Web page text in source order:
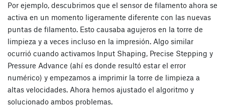
Por ejemplo, descubrimos que el sensor de filamento ahora se
activa en un momento ligeramente diferente con las nuevas
puntas de filamento. Esto causaba agujeros en la torre de
limpieza y a veces incluso en la impresión. Algo similar
ocurrió cuando activamos Input Shaping, Precise Stepping y
Pressure Advance (ahí es donde resultó estar el error
numérico) y empezamos a imprimir la torre de limpieza a
altas velocidades. Ahora hemos ajustado el algoritmo y
solucionado ambos problemas.